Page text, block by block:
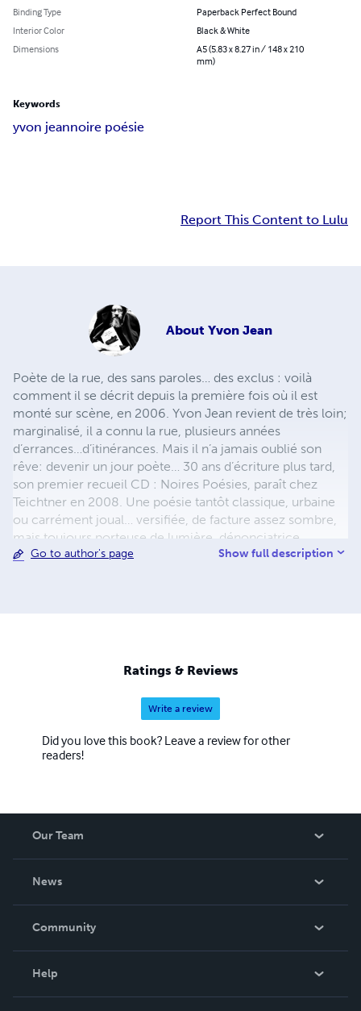
Binding Type
Paperback Perfect Bound
Interior Color
Black & White
Dimensions
A5 (5.83 x 8.27 in / 148 x 210
mm)
Keywords
yvon jeannoire poésie
Report This Content to Lulu
About Yvon Jean
Poète de la rue, des sans paroles… des exclus : voilà
comment il se décrit depuis la première fois où il est
monté sur scène, en 2006. Yvon Jean revient de très loin;
marginalisé, il a connu la rue, plusieurs années
d’errances…d’itinérances. Mais il n’a jamais oublié son
rêve: devenir un jour poète… 30 ans d’écriture plus tard,
son premier recueil CD : Noires Poésies, paraît chez
Teichtner en 2008. Une poésie tantôt classique, urbaine
ou carrément joual… versifiée, de facture assez sombre,
mais toujours porteuse de lumière, dénonciatrice,
donnant la parole aux exclus de ce monde. Il publie aussi
à 1000, 100 pages chacun, à suivre… Pour le public c’est
toujours un électrochoc, il entre comme en transe, se
sentant enfin vivre, exister.
Go to author's page Show full description
Ratings & Reviews
Write a review
Did you love this book? Leave a review for other
readers!
Our Team
News
In The News
Community
Help